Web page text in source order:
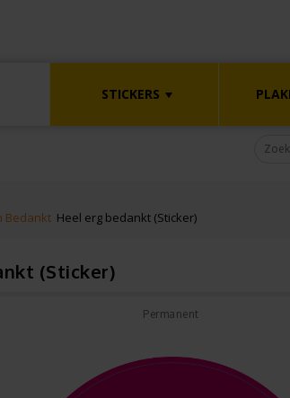
STICKERS
Bedankt Heel erg bedankt (Sticker)
(Sticker)
Permanent